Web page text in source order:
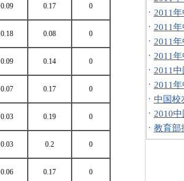
0.09 0.17 0
0.18 0.08 0
0.09 0.14 0
0.07 0.17 0
0.03 0.19 0
0.03 0.2 0
0.06 0.17 0
· 2011
· 2011
· 2011
· 2011
· 2011
· 2011
· 中国校
· 2010
· 教育部